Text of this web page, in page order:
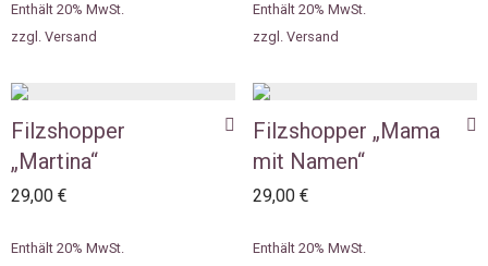
Enthält 20% MwSt.
zzgl. Versand
Enthält 20% MwSt.
zzgl. Versand
Filzshopper
„Martina“
29,00 €
Enthält 20% MwSt.
Filzshopper „Mama
mit Namen“
29,00 €
Enthält 20% MwSt.